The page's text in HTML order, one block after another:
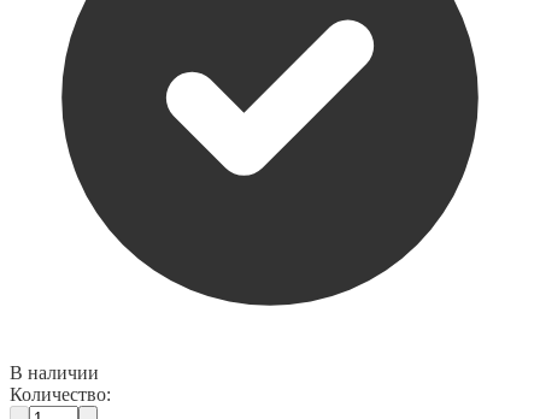
В наличии
Количество: